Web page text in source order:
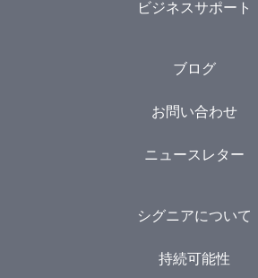
ビジネスサポート
ブログ
お問い合わせ
ニュースレター
シグニアについて
持続可能性